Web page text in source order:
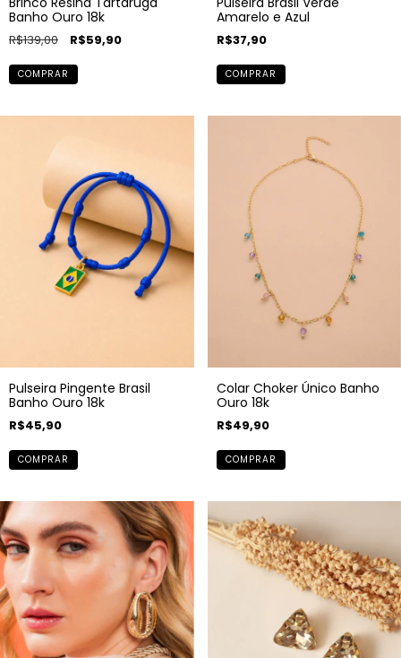
Banho Ouro 18k
R$139,00 R$59,90
COMPRAR
Amarelo e Azul
R$37,90
COMPRAR
Pulseira Pingente Brasil
Banho Ouro 18k
R$45,90
COMPRAR
Colar Choker Único Banho
Ouro 18k
R$49,90
COMPRAR